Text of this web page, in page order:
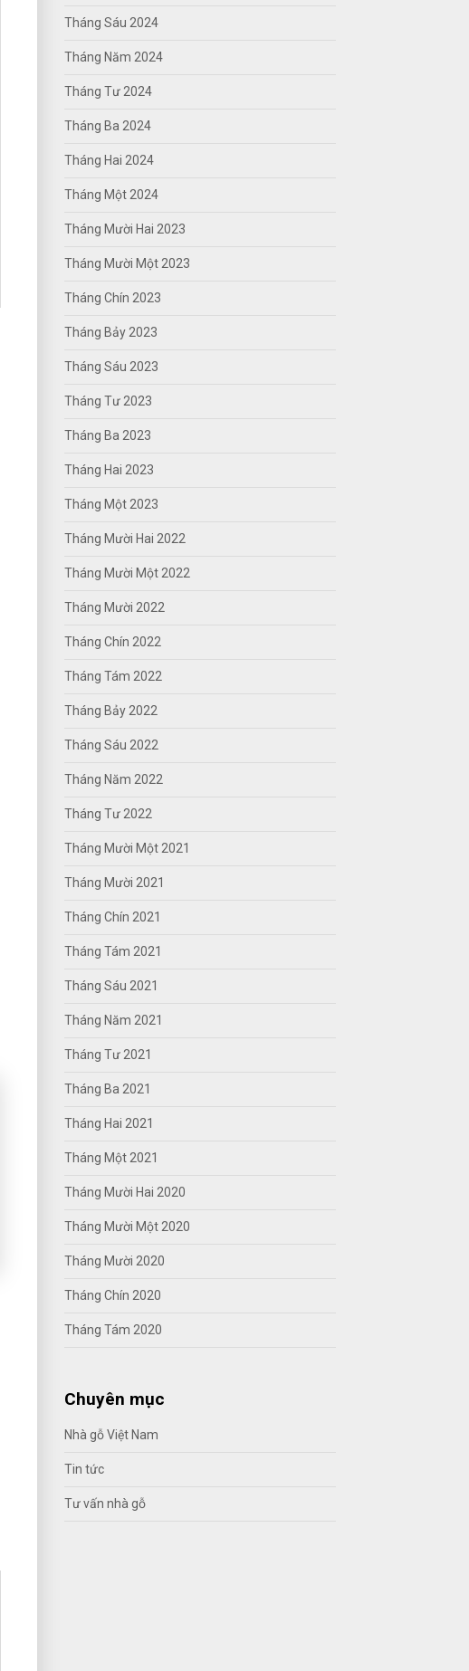
Tháng Sáu 2024
Tháng Năm 2024
Tháng Tư 2024
Tháng Ba 2024
Tháng Hai 2024
Tháng Một 2024
Tháng Mười Hai 2023
Tháng Mười Một 2023
Tháng Chín 2023
Tháng Bảy 2023
Tháng Sáu 2023
Tháng Tư 2023
Tháng Ba 2023
Tháng Hai 2023
Tháng Một 2023
Tháng Mười Hai 2022
Tháng Mười Một 2022
Tháng Mười 2022
Tháng Chín 2022
Tháng Tám 2022
Tháng Bảy 2022
Tháng Sáu 2022
Tháng Năm 2022
Tháng Tư 2022
Tháng Mười Một 2021
Tháng Mười 2021
Tháng Chín 2021
Tháng Tám 2021
Tháng Sáu 2021
Tháng Năm 2021
Tháng Tư 2021
Tháng Ba 2021
Tháng Hai 2021
Tháng Một 2021
Tháng Mười Hai 2020
Tháng Mười Một 2020
Tháng Mười 2020
Tháng Chín 2020
Tháng Tám 2020
Chuyên mục
Nhà gỗ Việt Nam
Tin tức
Tư vấn nhà gỗ